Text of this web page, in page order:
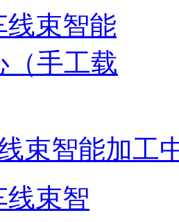
束智能加工